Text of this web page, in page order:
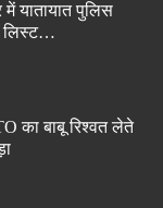
यातायात पुलिस
लिस्ट…
का बाबू रिश्वत लेते